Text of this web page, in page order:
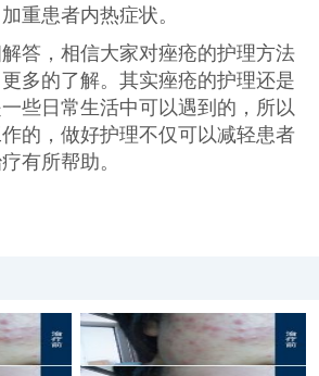
重患者内热症状。
，相信大家对痤疮的护理方法
多的了解。其实痤疮的护理还是
些日常生活中可以遇到的，所以
的，做好护理不仅可以减轻患者
有所帮助。